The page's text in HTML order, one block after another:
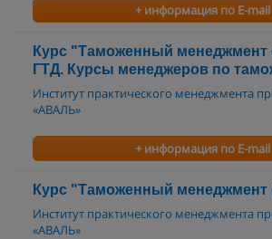
+ информация по E-mail
Курс "Таможенный менеджмент
ГТД. Курсы менеджеров по
Институт практического менеджмента
«АВАЛЬ»
+ информация по E-mail
Курс "Таможенный менеджмент
Институт практического менеджмента
«АВАЛЬ»